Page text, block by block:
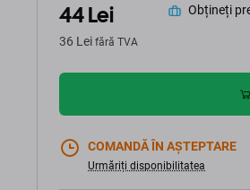
44 Lei
36 Lei fără TVA
Obțineți
COMANDĂ ÎN AȘTEPTARE
Urmăriți disponibilitatea